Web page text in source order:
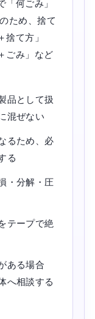
何ごみ」
ため、捨て
捨て方」
ごみ」など
品として扱
混ぜない
るため、必
る
・分解・圧
テープで絶
ある場合
へ相談する